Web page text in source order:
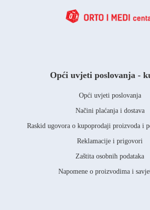
Opći uvjeti poslovanja -
Opći uvjeti poslovanja
Načini plaćanja i dostava
Raskid ugovora o kupoprodaji proizvoda i
Reklamacije i prigovori
Zaštita osobnih podataka
Napomene o proizvodima i